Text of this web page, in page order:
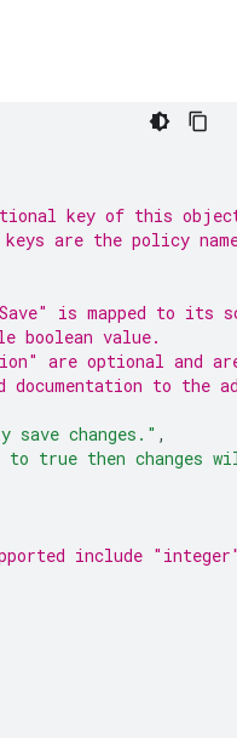
key of this
are the policy
is mapped to its
boolean value.
are optional and are
documentation to the
save changes." ,
true then changes
include